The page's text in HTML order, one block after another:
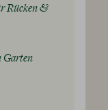
Rücken &
Garten